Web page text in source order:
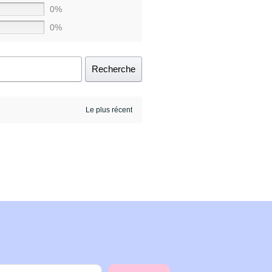
0%
0%
Recherche